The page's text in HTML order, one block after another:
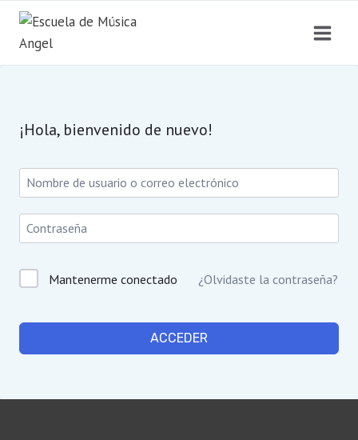
Saltar
contenido
¡Hola, bienvenido de nuevo!
Mantenerme conectado ¿Olvidaste la contraseña?
ACCEDER